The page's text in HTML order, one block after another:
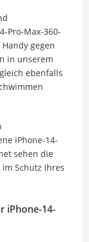
Pro-Max-360-
gegen
in unserem
ebenfalls
iPhone-14-
sehen die
Schutz Ihres
iPhone-14-